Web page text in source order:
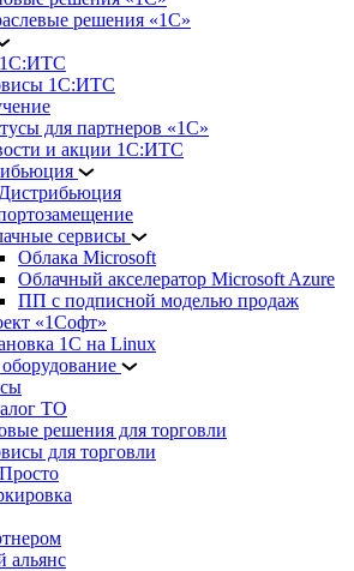
решения «1С»
1С:ИТС
для партнеров «1С»
и акции 1С:ИТС
сервисы
Облака Microsoft
Облачный акселератор Microsoft Azure
ПП с подписной моделью продаж
«1Софт»
1С на Linux
ТО
решения для торговли
для торговли
альянс